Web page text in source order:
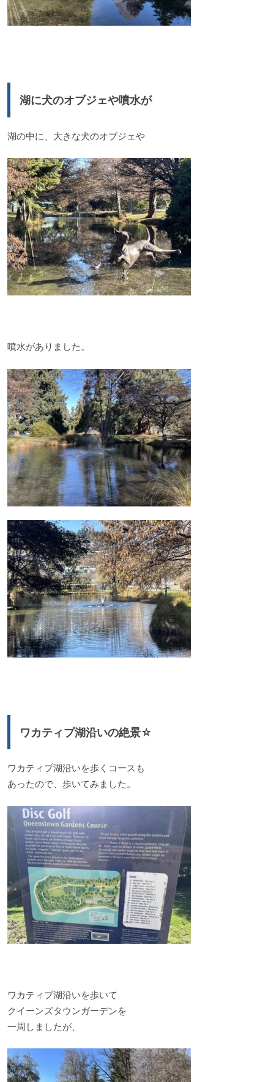
湖に犬のオブジェや噴水が
湖の中に、大きな犬のオブジェや
噴水がありました。
ワカティプ湖沿いの絶景☆
ワカティプ湖沿いを歩くコースも
あったので、歩いてみました。
ワカティプ湖沿いを歩いて
クイーンズタウンガーデンを
一周しましたが、